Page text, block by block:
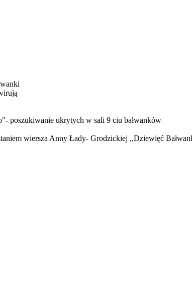
poszukiwanie ukrytych w sali 9 ciu bałwanków
wiersza Anny Łady- Grodzickiej ,,Dziewięć